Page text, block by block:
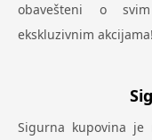
obavešteni o
ekskluzivnim akcijama!
Sigurna kupovina